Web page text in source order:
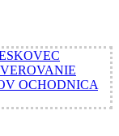
OCHODNICA